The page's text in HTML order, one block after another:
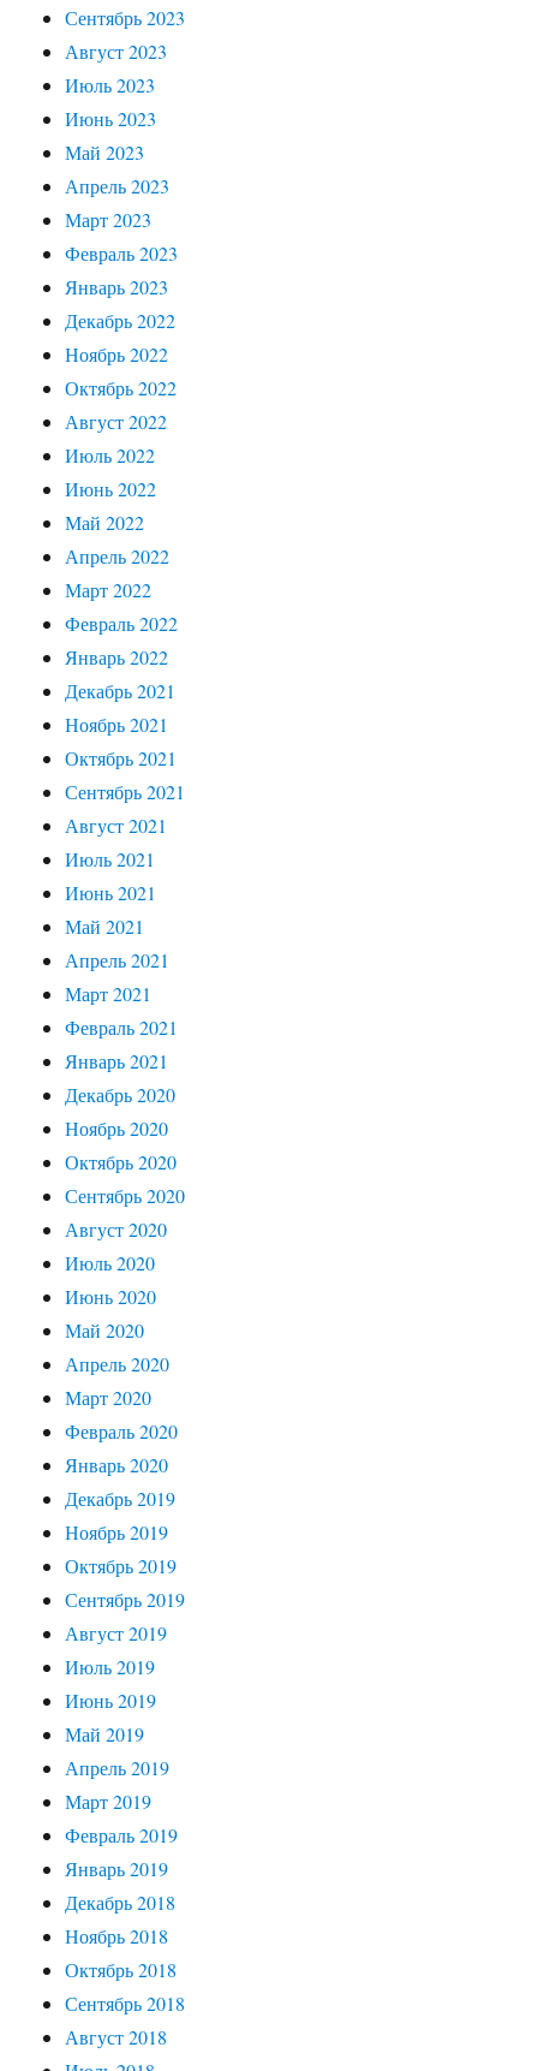
Сентябрь 2023
Август 2023
Июль 2023
Июнь 2023
Май 2023
Апрель 2023
Март 2023
Февраль 2023
Январь 2023
Декабрь 2022
Ноябрь 2022
Октябрь 2022
Август 2022
Июль 2022
Июнь 2022
Май 2022
Апрель 2022
Март 2022
Февраль 2022
Январь 2022
Декабрь 2021
Ноябрь 2021
Октябрь 2021
Сентябрь 2021
Август 2021
Июль 2021
Июнь 2021
Май 2021
Апрель 2021
Март 2021
Февраль 2021
Январь 2021
Декабрь 2020
Ноябрь 2020
Октябрь 2020
Сентябрь 2020
Август 2020
Июль 2020
Июнь 2020
Май 2020
Апрель 2020
Март 2020
Февраль 2020
Январь 2020
Декабрь 2019
Ноябрь 2019
Октябрь 2019
Сентябрь 2019
Август 2019
Июль 2019
Июнь 2019
Май 2019
Апрель 2019
Март 2019
Февраль 2019
Январь 2019
Декабрь 2018
Ноябрь 2018
Октябрь 2018
Сентябрь 2018
Август 2018